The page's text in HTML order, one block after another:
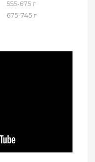
555-675 г
675-745 г